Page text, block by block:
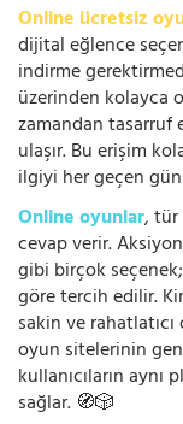
Online ücretsiz
dijital eğlence
indirme
üzerinden kolayca
zamandan tasarruf
ulaşır. Bu erişim
ilgiyi her geçen
Online oyunlar,
cevap verir.
gibi birçok
göre tercih edilir.
sakin ve
oyun sitelerinin
kullanıcıların
sağlar. 🧭🎲